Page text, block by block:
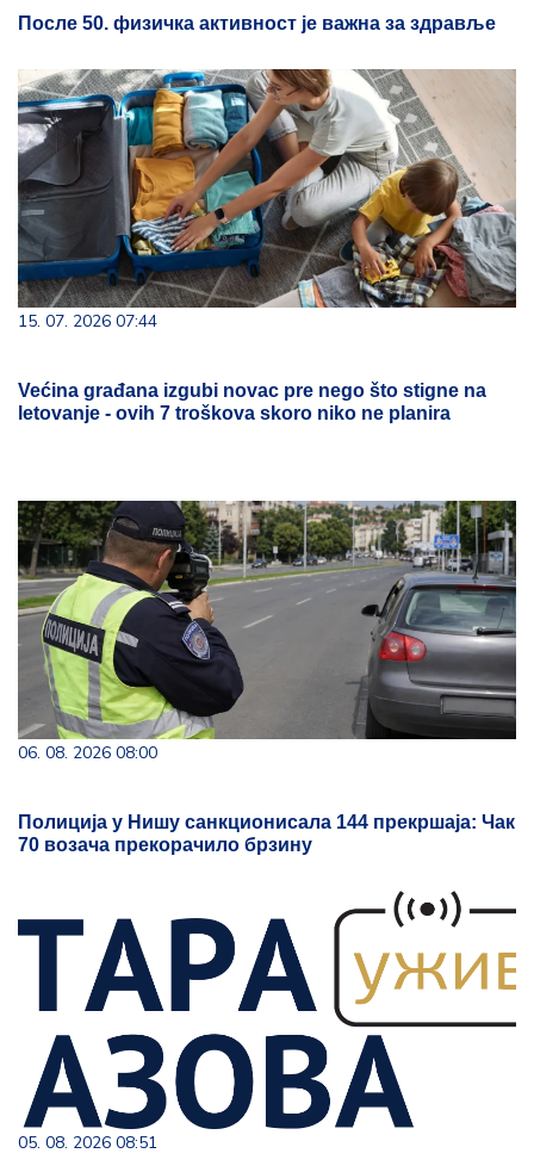
После 50. физичка активност је важна за здравље
15. 07. 2026 07:44
Većina građana izgubi novac pre nego što stigne na
letovanje - ovih 7 troškova skoro niko ne planira
06. 08. 2026 08:00
Полиција у Нишу санкционисала 144 прекршаја: Чак
70 возача прекорачило брзину
05. 08. 2026 08:51